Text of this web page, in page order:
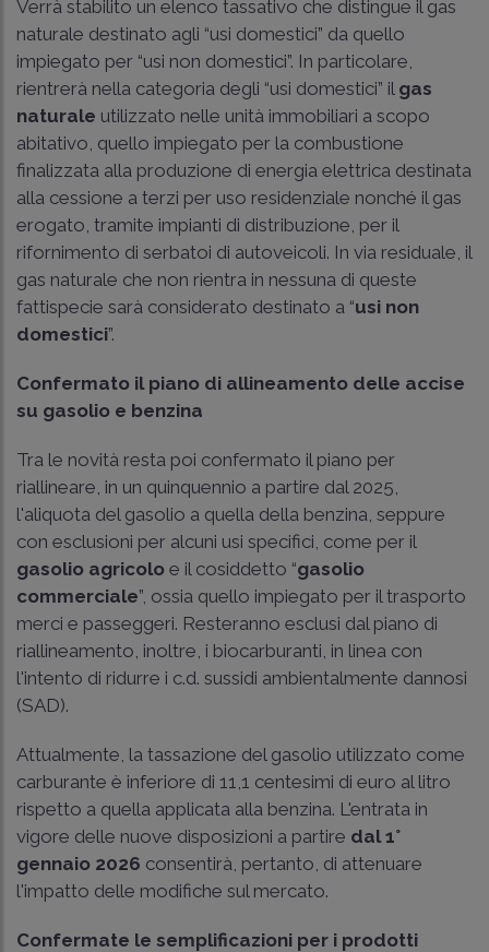
Verrà stabilito un elenco tassativo che distingue il gas
naturale destinato agli “usi domestici” da quello
impiegato per “usi non domestici”. In particolare,
rientrerà nella categoria degli “usi domestici” il gas
naturale utilizzato nelle unità immobiliari a scopo
abitativo, quello impiegato per la combustione
finalizzata alla produzione di energia elettrica destinata
alla cessione a terzi per uso residenziale nonché il gas
erogato, tramite impianti di distribuzione, per il
rifornimento di serbatoi di autoveicoli. In via residuale, il
gas naturale che non rientra in nessuna di queste
fattispecie sarà considerato destinato a “usi non
domestici”.
Confermato il piano di allineamento delle accise
su gasolio e benzina
Tra le novità resta poi confermato il piano per
riallineare, in un quinquennio a partire dal 2025,
l'aliquota del gasolio a quella della benzina, seppure
con esclusioni per alcuni usi specifici, come per il
gasolio agricolo e il cosiddetto “gasolio
commerciale”, ossia quello impiegato per il trasporto
merci e passeggeri. Resteranno esclusi dal piano di
riallineamento, inoltre, i biocarburanti, in linea con
l'intento di ridurre i c.d. sussidi ambientalmente dannosi
(SAD).
Attualmente, la tassazione del gasolio utilizzato come
carburante è inferiore di 11,1 centesimi di euro al litro
rispetto a quella applicata alla benzina. L'entrata in
vigore delle nuove disposizioni a partire dal 1°
gennaio 2026 consentirà, pertanto, di attenuare
l'impatto delle modifiche sul mercato.
Confermate le semplificazioni per i prodotti